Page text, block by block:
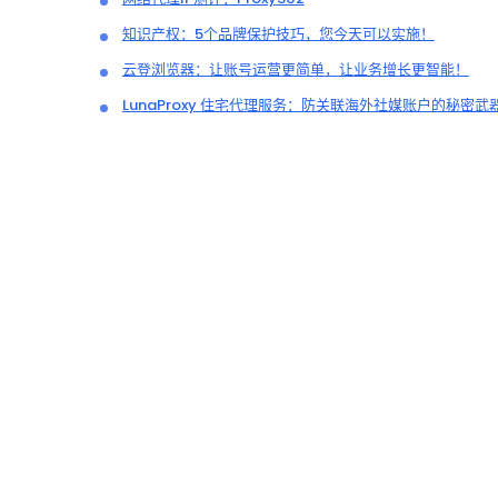
知识产权：5个品牌保护技巧，您今天可以实施！
云登浏览器：让账号运营更简单，让业务增长更智能！
LunaProxy 住宅代理服务：防关联海外社媒账户的秘密武